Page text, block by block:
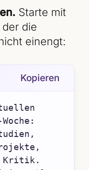
Starte mit
die
einengt:
Kopieren
Kritik.